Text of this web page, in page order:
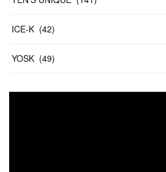
ICE-K (42)
YOSK (49)